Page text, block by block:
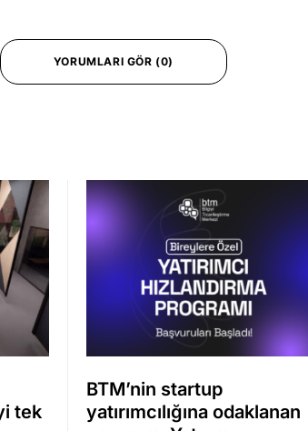
YORUMLARI GÖR (0)
tek
BTM’nin startup
yatırımcılığına odaklanan